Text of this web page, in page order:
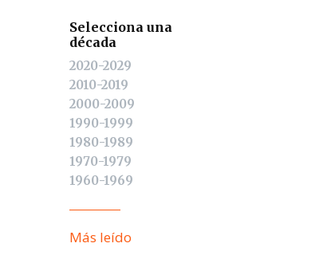
Selecciona una
década
2020-2029
2010-2019
2000-2009
1990-1999
1980-1989
1970-1979
1960-1969
Más leído